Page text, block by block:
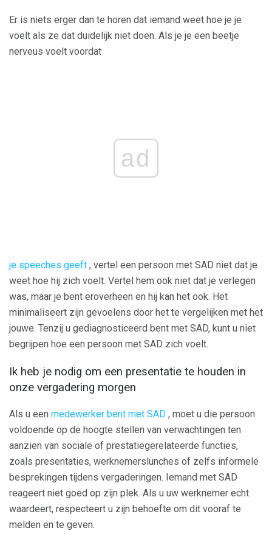
Er is niets erger dan te horen dat iemand weet hoe je je
voelt als ze dat duidelijk niet doen. Als je je een beetje
nerveus voelt voordat
ad
je speeches geeft , vertel een persoon met SAD niet dat je
weet hoe hij zich voelt. Vertel hem ook niet dat je verlegen
was, maar je bent eroverheen en hij kan het ook. Het
minimaliseert zijn gevoelens door het te vergelijken met het
jouwe. Tenzij u gediagnosticeerd bent met SAD, kunt u niet
begrijpen hoe een persoon met SAD zich voelt.
Ik heb je nodig om een ​​presentatie te houden in
onze vergadering morgen
Als u een medewerker bent met SAD , moet u die persoon
voldoende op de hoogte stellen van verwachtingen ten
aanzien van sociale of prestatiegerelateerde functies,
zoals presentaties, werknemerslunches of zelfs informele
besprekingen tijdens vergaderingen. Iemand met SAD
reageert niet goed op zijn plek. Als u uw werknemer echt
waardeert, respecteert u zijn behoefte om dit vooraf te
melden en te geven.